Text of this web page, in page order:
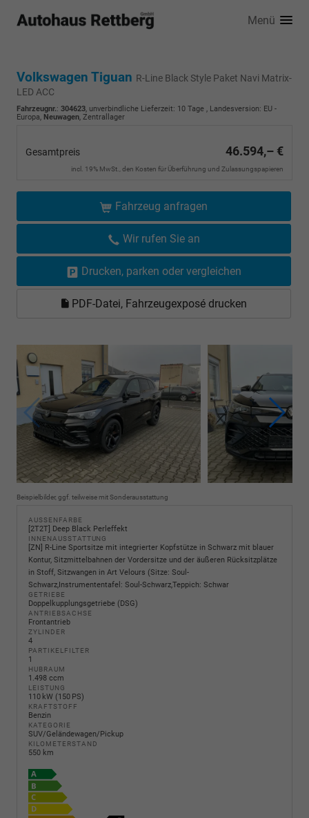
Menü
Volkswagen Tiguan R-Line Black Style Paket Navi Matrix-
LED ACC
Fahrzeugnr.: 304623, unverbindliche Lieferzeit: 10 Tage , Landesversion: EU -
Europa, Neuwagen, Zentrallager
Gesamtpreis 46.594,– €
incl. 19% MwSt., den Kosten für Überführung und Zulassungspapieren
Fahrzeug anfragen
Wir rufen Sie an
Drucken, parken oder vergleichen
PDF-Datei, Fahrzeugexposé drucken
Beispielbilder, ggf. teilweise mit Sonderausstattung
AUSSENFARBE
[2T2T] Deep Black Perleffekt
INNENAUSSTATTUNG
[ZN] R-Line Sportsitze mit integrierter Kopfstütze in Schwarz mit blauer
Kontur, Sitzmittelbahnen der Vordersitze und der äußeren Rücksitzplätze
in Stoff, Sitzwangen in Art Velours (Sitze: Soul-
Schwarz,Instrumententafel: Soul-Schwarz,Teppich: Schwar
GETRIEBE
Doppelkupplungsgetriebe (DSG)
ANTRIEBSACHSE
Frontantrieb
ZYLINDER
4
PARTIKELFILTER
1
HUBRAUM
1.498 ccm
LEISTUNG
110 kW (150 PS)
KRAFTSTOFF
Benzin
KATEGORIE
SUV/Geländewagen/Pickup
KILOMETERSTAND
550 km